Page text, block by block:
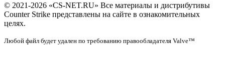
© 2021-2026 «CS-NET.RU» Все материалы и дистрибутивы
Counter Strike представлены на сайте в ознакомительных
целях.
Любой файл будет удален по требованию правообладателя Valve™